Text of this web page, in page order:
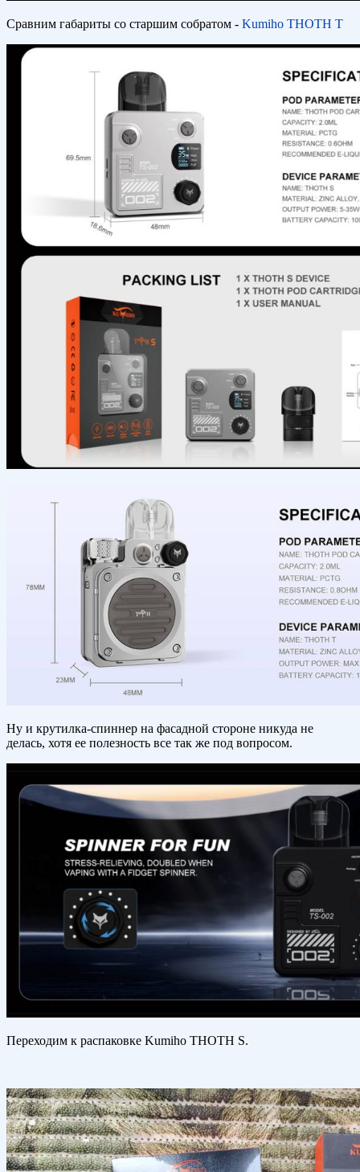
Сравним габариты со старшим собратом - Kumiho THOTH T
Ну и крутилка-спиннер на фасадной стороне никуда не
делась, хотя ее полезность все так же под вопросом.
Переходим к распаковке Kumiho THOTH S.